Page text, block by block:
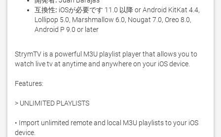
互換性: iOSが必要です 11.0 以降 or Android KitKat 4.4,
Lollipop 5.0, Marshmallow 6.0, Nougat 7.0, Oreo 8.0,
Android P 9.0 or later
StrymTV is a powerful M3U playlist player that allows you to
watch live tv at anytime and anywhere on your iOS device.
Features:
> UNLIMITED PLAYLISTS
• Import unlimited remote and local M3U playlists to your iOS
device.